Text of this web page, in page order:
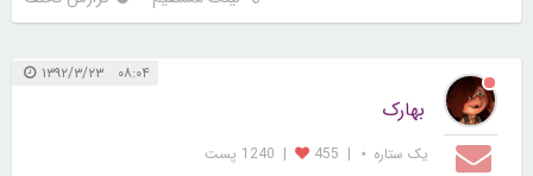
۰۸:۰۴ ۱۳۹۲/۳/۲۳
بهارک
یک ستاره ⋆ |
455
| 1240 پست